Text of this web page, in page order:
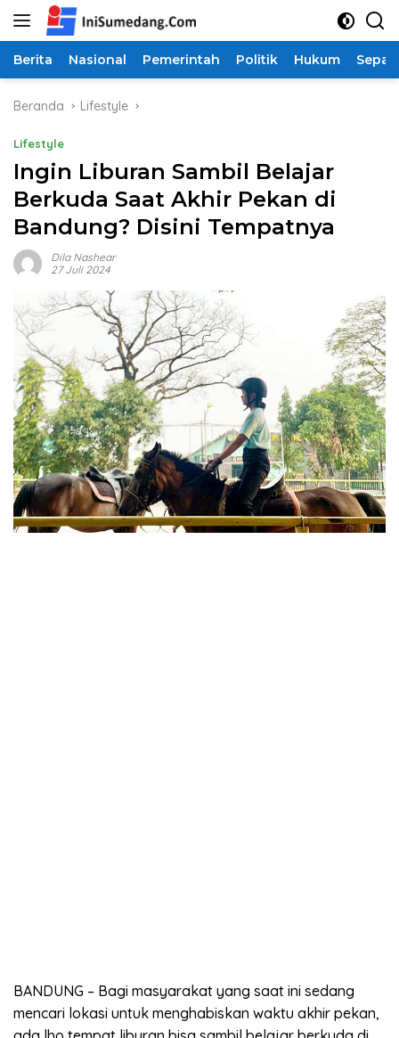
Langsung
Berita Nasional Pemerintah Politik Hukum
Beranda Lifestyle
Lifestyle
Ingin Liburan Sambil Belajar
Berkuda Saat Akhir Pekan di
Bandung? Disini Tempatnya
Dila Nashear
27 Juli 2024
BANDUNG – Bagi masyarakat yang saat ini sedang
mencari lokasi untuk menghabiskan waktu akhir pekan,